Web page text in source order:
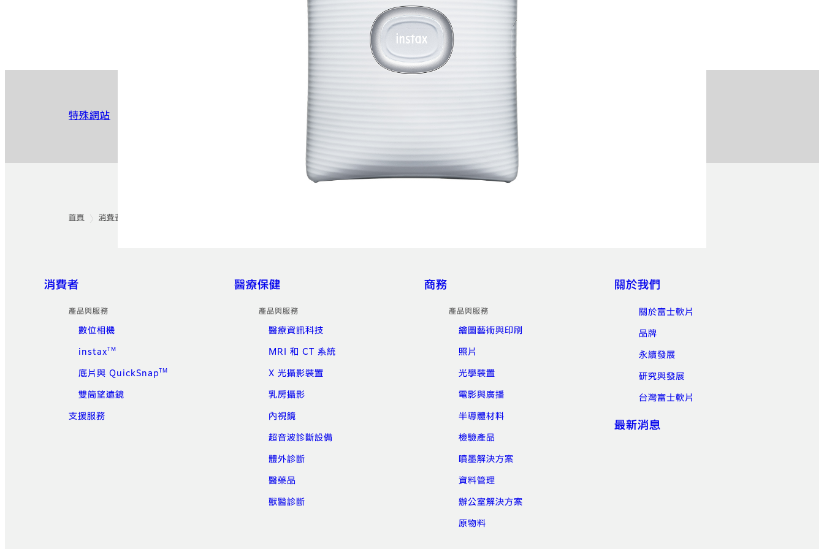
特殊網站
首頁 消費者
快速連結
消費者
產品與服務
數位相機
instax TM
底片與 QuickSnap TM
雙筒望遠鏡
支援服務
醫療保健
產品與服務
醫療資訊科技
MRI 和 CT 系統
X 光攝影裝置
乳房攝影
內視鏡
超音波診斷設備
體外診斷
醫藥品
獸醫診斷
商務
產品與服務
繪圖藝術與印刷
照片
光學裝置
電影與廣播
半導體材料
檢驗產品
噴墨解決方案
資料管理
辦公室解決方案
原物料
關於我們
關於富士軟片
品牌
永續發展
研究與發展
台灣富士軟片
最新消息